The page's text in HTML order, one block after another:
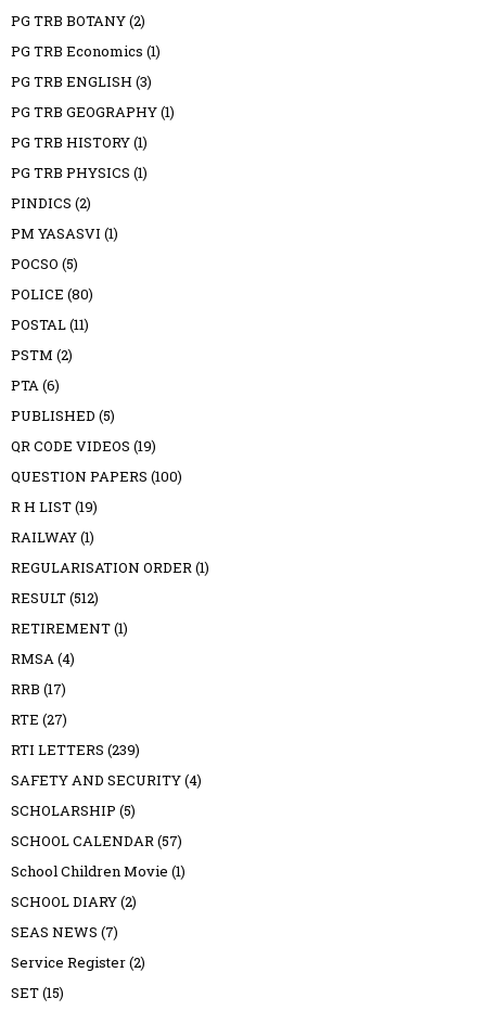
PG TRB BOTANY(2)
PG TRB Economics (1)
PG TRB ENGLISH (3)
PG TRB GEOGRAPHY(1)
PG TRB HISTORY(1)
PG TRB PHYSICS (1)
PINDICS (2)
PM YASASVI (1)
POCSO (5)
POLICE (80)
POSTAL(11)
PSTM (2)
PTA(6)
PUBLISHED (5)
QR CODE VIDEOS (19)
QUESTION PAPERS (100)
R H LIST(19)
RAILWAY(1)
REGULARISATION ORDER(1)
RESULT(512)
RETIREMENT(1)
RMSA(4)
RRB (17)
RTE (27)
RTI LETTERS (239)
SAFETY AND SECURITY(4)
SCHOLARSHIP (5)
SCHOOL CALENDAR(57)
School Children Movie (1)
SCHOOL DIARY(2)
SEAS NEWS (7)
Service Register(2)
SET(15)